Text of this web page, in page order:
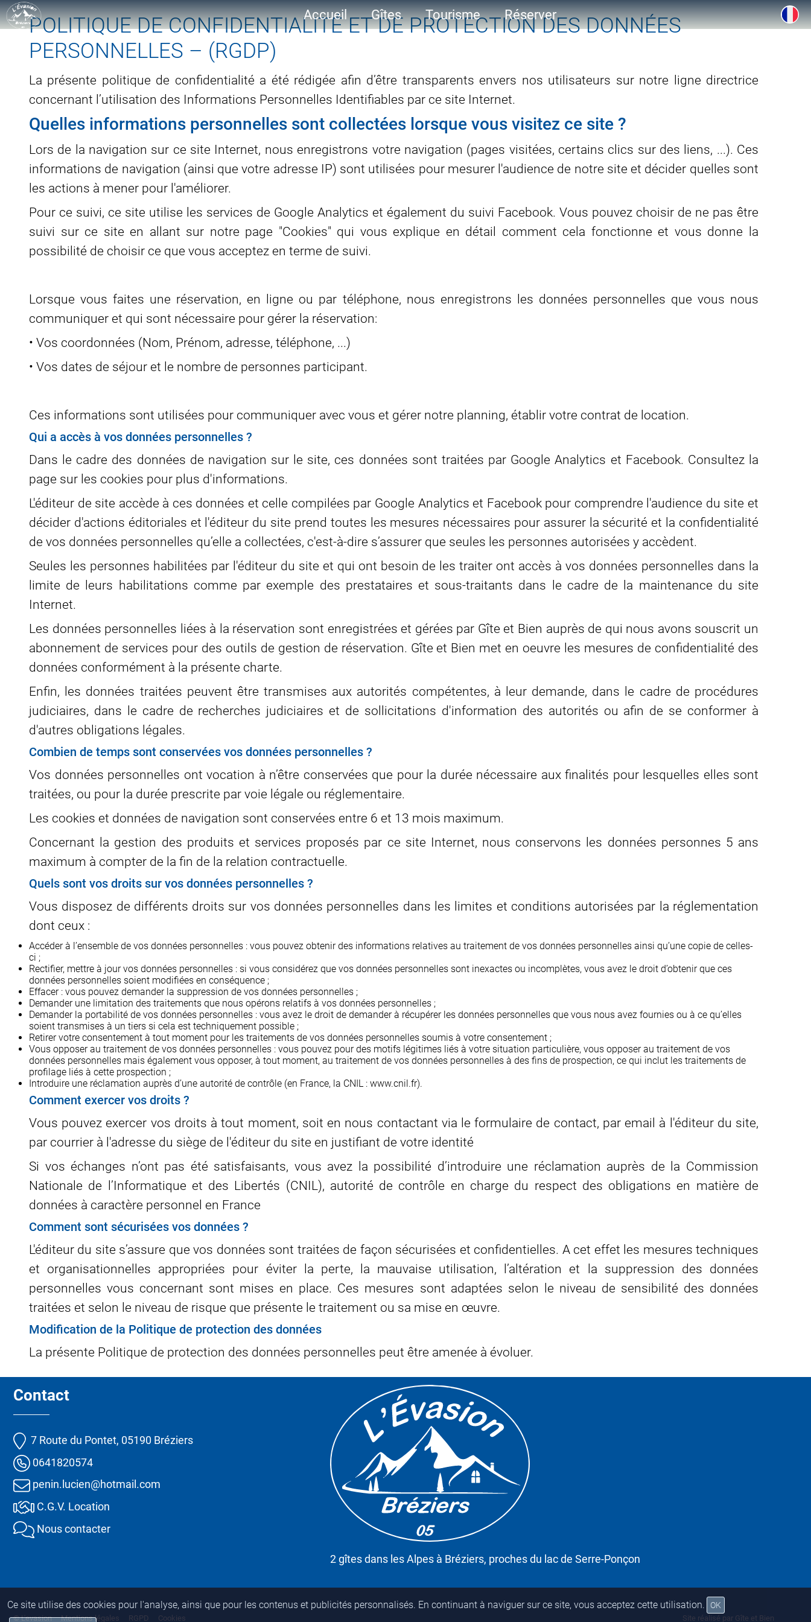
Accueil Gîtes Tourisme Réserver
POLITIQUE DE CONFIDENTIALITÉ ET DE PROTECTION DES DONNÉES
PERSONNELLES – (RGDP)
La présente politique de confidentialité a été rédigée afin d’être transparents envers nos utilisateurs sur notre ligne directrice
concernant l’utilisation des Informations Personnelles Identifiables par ce site Internet.
Quelles informations personnelles sont collectées lorsque vous visitez ce site ?
Lors de la navigation sur ce site Internet, nous enregistrons votre navigation (pages visitées, certains clics sur des liens, ...). Ces
informations de navigation (ainsi que votre adresse IP) sont utilisées pour mesurer l'audience de notre site et décider quelles sont
les actions à mener pour l'améliorer.
Pour ce suivi, ce site utilise les services de Google Analytics et également du suivi Facebook. Vous pouvez choisir de ne pas être
suivi sur ce site en allant sur notre page "Cookies" qui vous explique en détail comment cela fonctionne et vous donne la
possibilité de choisir ce que vous acceptez en terme de suivi.
Lorsque vous faites une réservation, en ligne ou par téléphone, nous enregistrons les données personnelles que vous nous
communiquer et qui sont nécessaire pour gérer la réservation:
• Vos coordonnées (Nom, Prénom, adresse, téléphone, ...)
• Vos dates de séjour et le nombre de personnes participant.
Ces informations sont utilisées pour communiquer avec vous et gérer notre planning, établir votre contrat de location.
Qui a accès à vos données personnelles ?
Dans le cadre des données de navigation sur le site, ces données sont traitées par Google Analytics et Facebook. Consultez la
page sur les cookies pour plus d'informations.
L'éditeur de site accède à ces données et celle compilées par Google Analytics et Facebook pour comprendre l'audience du site et
décider d'actions éditoriales et l'éditeur du site prend toutes les mesures nécessaires pour assurer la sécurité et la confidentialité
de vos données personnelles qu’elle a collectées, c'est-à-dire s’assurer que seules les personnes autorisées y accèdent.
Seules les personnes habilitées par l'éditeur du site et qui ont besoin de les traiter ont accès à vos données personnelles dans la
limite de leurs habilitations comme par exemple des prestataires et sous-traitants dans le cadre de la maintenance du site
Internet.
Les données personnelles liées à la réservation sont enregistrées et gérées par Gîte et Bien auprès de qui nous avons souscrit un
abonnement de services pour des outils de gestion de réservation. Gîte et Bien met en oeuvre les mesures de confidentialité des
données conformément à la présente charte.
Enfin, les données traitées peuvent être transmises aux autorités compétentes, à leur demande, dans le cadre de procédures
judiciaires, dans le cadre de recherches judiciaires et de sollicitations d'information des autorités ou afin de se conformer à
d'autres obligations légales.
Combien de temps sont conservées vos données personnelles ?
Vos données personnelles ont vocation à n’être conservées que pour la durée nécessaire aux finalités pour lesquelles elles sont
traitées, ou pour la durée prescrite par voie légale ou réglementaire.
Les cookies et données de navigation sont conservées entre 6 et 13 mois maximum.
Concernant la gestion des produits et services proposés par ce site Internet, nous conservons les données personnes 5 ans
maximum à compter de la fin de la relation contractuelle.
Quels sont vos droits sur vos données personnelles ?
Vous disposez de différents droits sur vos données personnelles dans les limites et conditions autorisées par la réglementation
dont ceux :
Accéder à l’ensemble de vos données personnelles : vous pouvez obtenir des informations relatives au traitement de vos données personnelles ainsi qu’une copie de celles-
ci ;
Rectifier, mettre à jour vos données personnelles : si vous considérez que vos données personnelles sont inexactes ou incomplètes, vous avez le droit d’obtenir que ces
données personnelles soient modifiées en conséquence ;
Effacer : vous pouvez demander la suppression de vos données personnelles ;
Demander une limitation des traitements que nous opérons relatifs à vos données personnelles ;
Demander la portabilité de vos données personnelles : vous avez le droit de demander à récupérer les données personnelles que vous nous avez fournies ou à ce qu’elles
soient transmises à un tiers si cela est techniquement possible ;
Retirer votre consentement à tout moment pour les traitements de vos données personnelles soumis à votre consentement ;
Vous opposer au traitement de vos données personnelles : vous pouvez pour des motifs légitimes liés à votre situation particulière, vous opposer au traitement de vos
données personnelles mais également vous opposer, à tout moment, au traitement de vos données personnelles à des fins de prospection, ce qui inclut les traitements de
profilage liés à cette prospection ;
Introduire une réclamation auprès d’une autorité de contrôle (en France, la CNIL : www.cnil.fr).
Comment exercer vos droits ?
Vous pouvez exercer vos droits à tout moment, soit en nous contactant via le formulaire de contact, par email à l'éditeur du site,
par courrier à l'adresse du siège de l'éditeur du site en justifiant de votre identité
Si vos échanges n’ont pas été satisfaisants, vous avez la possibilité d’introduire une réclamation auprès de la Commission
Nationale de l’Informatique et des Libertés (CNIL), autorité de contrôle en charge du respect des obligations en matière de
données à caractère personnel en France
Comment sont sécurisées vos données ?
L'éditeur du site s’assure que vos données sont traitées de façon sécurisées et confidentielles. A cet effet les mesures techniques
et organisationnelles appropriées pour éviter la perte, la mauvaise utilisation, l’altération et la suppression des données
personnelles vous concernant sont mises en place. Ces mesures sont adaptées selon le niveau de sensibilité des données
traitées et selon le niveau de risque que présente le traitement ou sa mise en œuvre.
Modification de la Politique de protection des données
La présente Politique de protection des données personnelles peut être amenée à évoluer.
Contact
7 Route du Pontet, 05190 Bréziers
0641820574
penin.lucien@hotmail.com
C.G.V. Location
Nous contacter
2 gîtes dans les Alpes à Bréziers, proches du lac de Serre-Ponçon
© L'evasion Mentions légales RGPD Cookies Site réalisé par Gîte et Bien
Ce site utilise des cookies pour l'analyse, ainsi que pour les contenus et publicités personnalisés. En continuant à naviguer sur ce site, vous acceptez cette utilisation. OK